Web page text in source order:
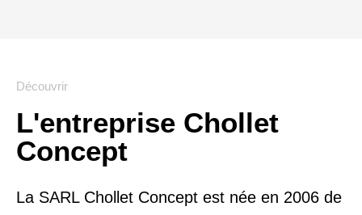
Découvrir
L'entreprise Chollet
Concept
La SARL Chollet Concept est née en 2006 de